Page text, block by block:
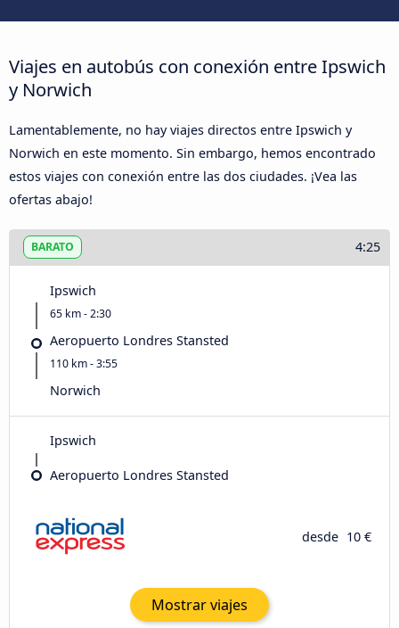
Viajes en autobús con conexión entre Ipswich
y Norwich
Lamentablemente, no hay viajes directos entre Ipswich y
Norwich en este momento. Sin embargo, hemos encontrado
estos viajes con conexión entre las dos ciudades. ¡Vea las
ofertas abajo!
BARATO 4:25
Ipswich
65 km - 2:30
Aeropuerto Londres Stansted
110 km - 3:55
Norwich
Ipswich
Aeropuerto Londres Stansted
desde 10 €
Mostrar viajes